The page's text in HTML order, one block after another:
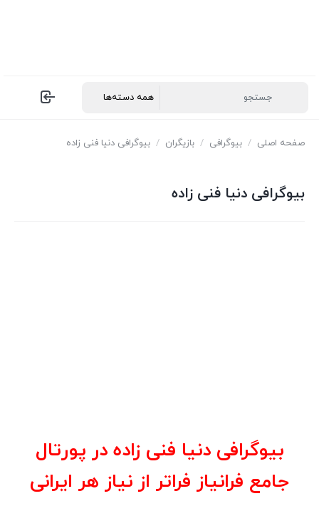
صفحه اصلی / بیوگرافی / بازیگران / بیوگرافی دنیا فنی زاده
بیوگرافی دنیا فنی زاده
بیوگرافی دنیا فنی زاده در پورتال
جامع فرانیاز فراتر از نیاز هر ایرانی